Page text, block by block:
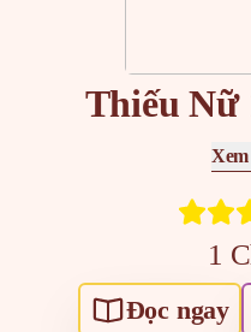
Thiếu Nữ
1
Đọc ngay